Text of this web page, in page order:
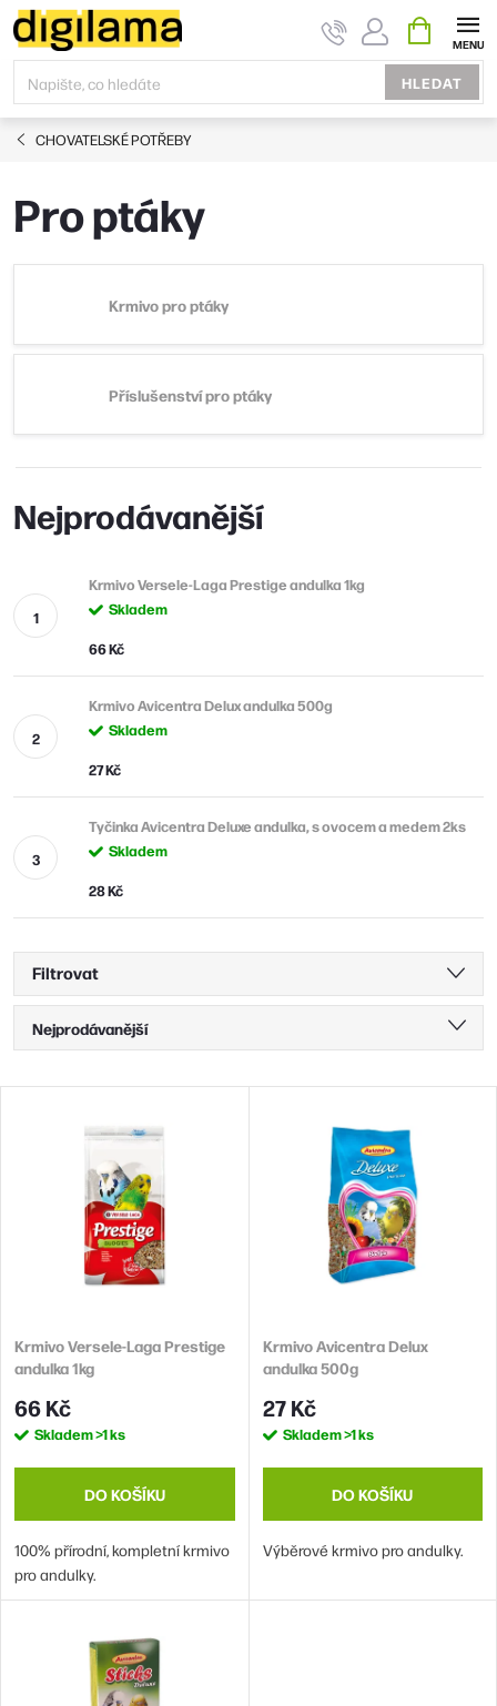
Přejít
na
obsah
HLEDAT
KOŠÍK
CHOVATELSKÉ POTŘEBY
Pro ptáky
Krmivo pro ptáky
Příslušenství pro ptáky
Nejprodávanější
Krmivo Versele-Laga Prestige andulka 1kg
Skladem
66 Kč
Krmivo Avicentra Delux andulka 500g
Skladem
27 Kč
Tyčinka Avicentra Deluxe andulka, s ovocem a medem 2ks
Skladem
28 Kč
Filtrovat
Ř
a
z
d
u
k
t
Nejprodávanější
V
o
d
u
k
ů
Krmivo Versele-Laga Prestige
andulka 1kg
66 Kč
Skladem>1 ks
DO KOŠÍKU
100% přírodní, kompletní krmivo
pro andulky.
Krmivo Avicentra Delux
andulka 500g
27 Kč
Skladem>1 ks
DO KOŠÍKU
Výběrové krmivo pro andulky.